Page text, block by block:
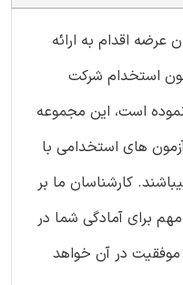
عرضه اقدام به ارائه
استخدام شرکت
است، این مجموعه
آزمون های استخدامی با
کارشناسان ما بر
برای آمادگی شما در
موفقیت در آن خواهد